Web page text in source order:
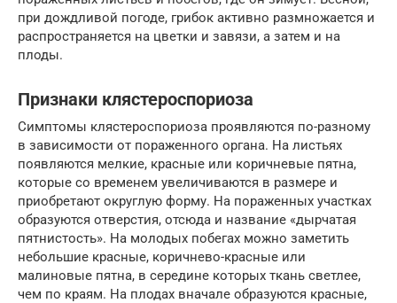
при дождливой погоде, грибок активно размножается и
распространяется на цветки и завязи, а затем и на
плоды.
Признаки клястероспориоза
Симптомы клястероспориоза проявляются по-разному
в зависимости от пораженного органа. На листьях
появляются мелкие, красные или коричневые пятна,
которые со временем увеличиваются в размере и
приобретают округлую форму. На пораженных участках
образуются отверстия, отсюда и название «дырчатая
пятнистость». На молодых побегах можно заметить
небольшие красные, коричнево-красные или
малиновые пятна, в середине которых ткань светлее,
чем по краям. На плодах вначале образуются красные,